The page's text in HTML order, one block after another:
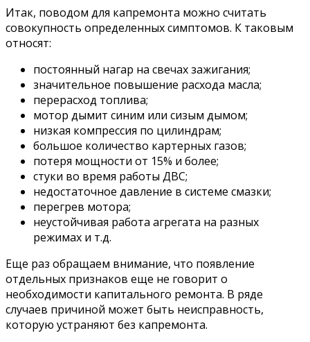
Итак, поводом для капремонта можно считать
совокупность определенных симптомов. К таковым
относят:
постоянный нагар на свечах зажигания;
значительное повышение расхода масла;
перерасход топлива;
мотор дымит синим или сизым дымом;
низкая компрессия по цилиндрам;
большое количество картерных газов;
потеря мощности от 15% и более;
стуки во время работы ДВС;
недостаточное давление в системе смазки;
перегрев мотора;
неустойчивая работа агрегата на разных
режимах и т.д.
Еще раз обращаем внимание, что появление
отдельных признаков еще не говорит о
необходимости капитального ремонта. В ряде
случаев причиной может быть неисправность,
которую устраняют без капремонта.